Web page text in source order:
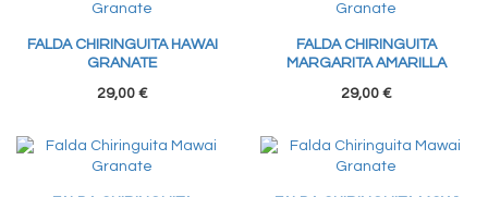
FALDA CHIRINGUITA HAWAI
GRANATE
29,00 €
FALDA CHIRINGUITA
MARGARITA AMARILLA
29,00 €